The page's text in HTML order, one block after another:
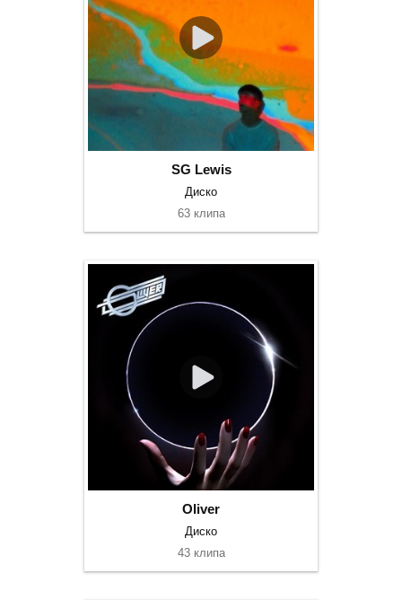
SG Lewis
Диско
63 клипа
Oliver
Диско
43 клипа